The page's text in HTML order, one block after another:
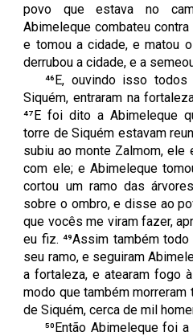
povo que estava no
Abimeleque combateu
e tomou a cidade, e matou
derrubou a cidade, e a
⁴⁶E, ouvindo isso
Siquém, entraram na
⁴⁷E foi dito a Abimeleque
torre de Siquém estavam
subiu ao monte Zalmom,
com ele; e Abimeleque
cortou um ramo das
sobre o ombro, e disse ao
que vocês me viram fazer,
eu fiz. ⁴⁹Assim também
seu ramo, e seguiram
a fortaleza, e atearam fogo
modo que também
de Siquém, cerca de mil
⁵⁰Então Abimeleque foi